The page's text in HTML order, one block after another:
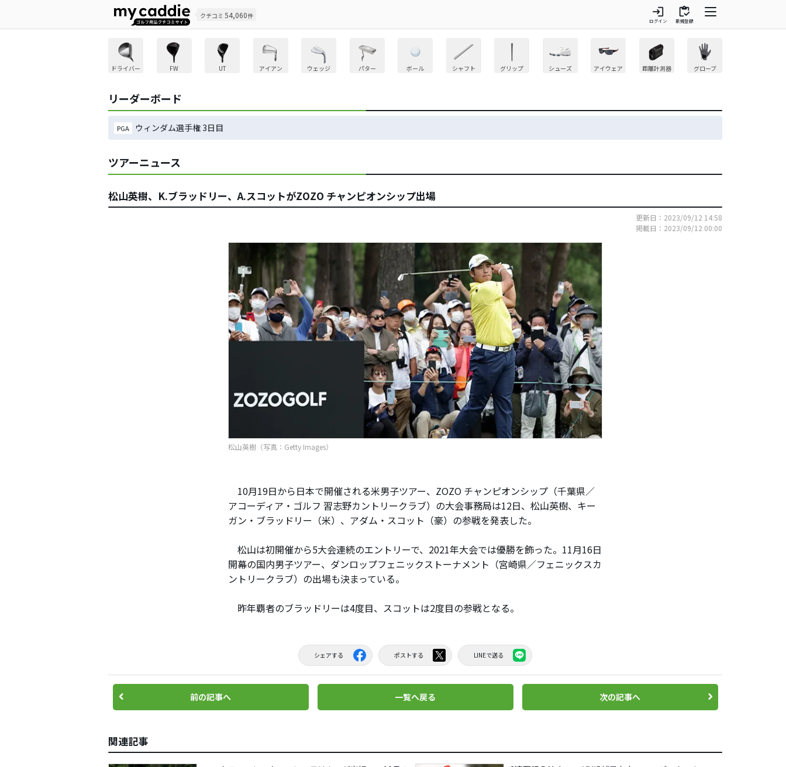
クチコミ 54,060件 login
ログイン
inventory
新規登録
ドライバー FW UT アイアン ウェッジ パター ボール シャフト グリップ シューズ アイウェア 距離計測器 グローブ
リーダーボード
PGA ウィンダム選手権 3日目
ツアーニュース
松山英樹、K.ブラッドリー、A.スコットがZOZO チャンピオンシップ出場
更新日：2023/09/12 14:58
掲載日：2023/09/12 00:00
松山英樹（写真：Getty Images）
10月19日から日本で開催される米男子ツアー、ZOZO チャンピオンシップ（千葉県／
アコーディア・ゴルフ 習志野カントリークラブ）の大会事務局は12日、松山英樹、キー
ガン・ブラッドリー（米）、アダム・スコット（豪）の参戦を発表した。
松山は初開催から5大会連続のエントリーで、2021年大会では優勝を飾った。11月16日
開幕の国内男子ツアー、ダンロップフェニックストーナメント（宮崎県／フェニックスカ
ントリークラブ）の出場も決まっている。
昨年覇者のブラッドリーは4度目、スコットは2度目の参戦となる。
シェアする ポストする LINEで送る
前の記事へ 一覧へ戻る 次の記事へ
関連記事